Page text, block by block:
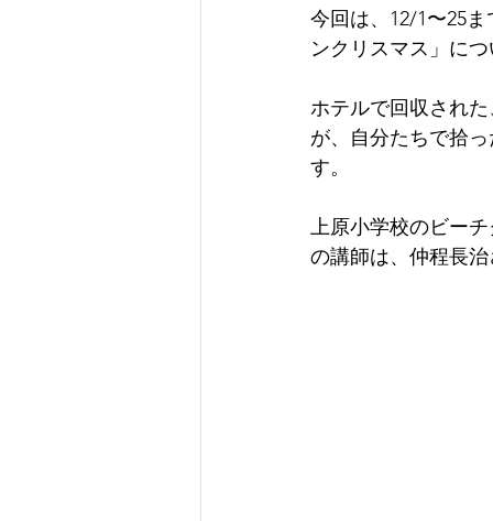
今回は、12/1〜25
ンクリスマス」に
ホテルで回収され
が、自分たちで拾
す。
上原小学校のビー
の講師は、仲程長